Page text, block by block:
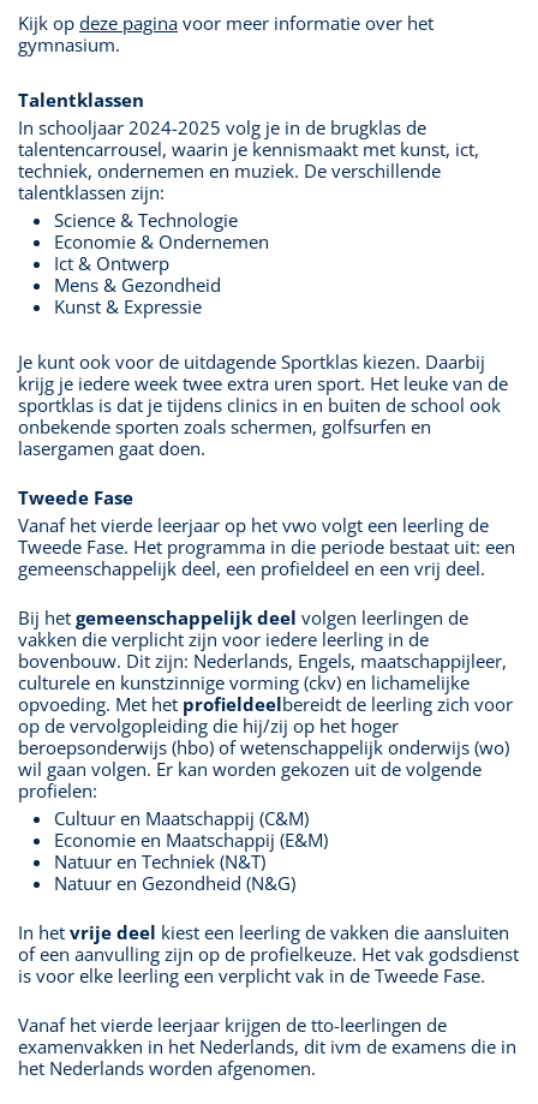
Kijk op deze pagina voor meer informatie over het
gymnasium.
Talentklassen
In schooljaar 2024-2025 volg je in de brugklas de
talentencarrousel, waarin je kennismaakt met kunst, ict,
techniek, ondernemen en muziek. De verschillende
talentklassen zijn:
Science & Technologie
Economie & Ondernemen
Ict & Ontwerp
Mens & Gezondheid
Kunst & Expressie
Je kunt ook voor de uitdagende Sportklas kiezen. Daarbij
krijg je iedere week twee extra uren sport. Het leuke van de
sportklas is dat je tijdens clinics in en buiten de school ook
onbekende sporten zoals schermen, golfsurfen en
lasergamen gaat doen.
Tweede Fase
Vanaf het vierde leerjaar op het vwo volgt een leerling de
Tweede Fase. Het programma in die periode bestaat uit: een
gemeenschappelijk deel, een profieldeel en een vrij deel.
Bij het gemeenschappelijk deel volgen leerlingen de
vakken die verplicht zijn voor iedere leerling in de
bovenbouw. Dit zijn: Nederlands, Engels, maatschappijleer,
culturele en kunstzinnige vorming (ckv) en lichamelijke
opvoeding. Met het profieldeelbereidt de leerling zich voor
op de vervolgopleiding die hij/zij op het hoger
beroepsonderwijs (hbo) of wetenschappelijk onderwijs (wo)
wil gaan volgen. Er kan worden gekozen uit de volgende
profielen:
Cultuur en Maatschappij (C&M)
Economie en Maatschappij (E&M)
Natuur en Techniek (N&T)
Natuur en Gezondheid (N&G)
In het vrije deel kiest een leerling de vakken die aansluiten
of een aanvulling zijn op de profielkeuze. Het vak godsdienst
is voor elke leerling een verplicht vak in de Tweede Fase.
Vanaf het vierde leerjaar krijgen de tto-leerlingen de
examenvakken in het Nederlands, dit ivm de examens die in
het Nederlands worden afgenomen.